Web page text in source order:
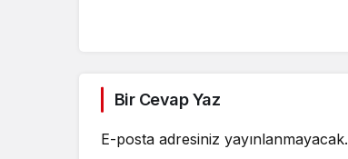
Bir Cevap Yaz
E-posta adresiniz yayınlanmayacak.